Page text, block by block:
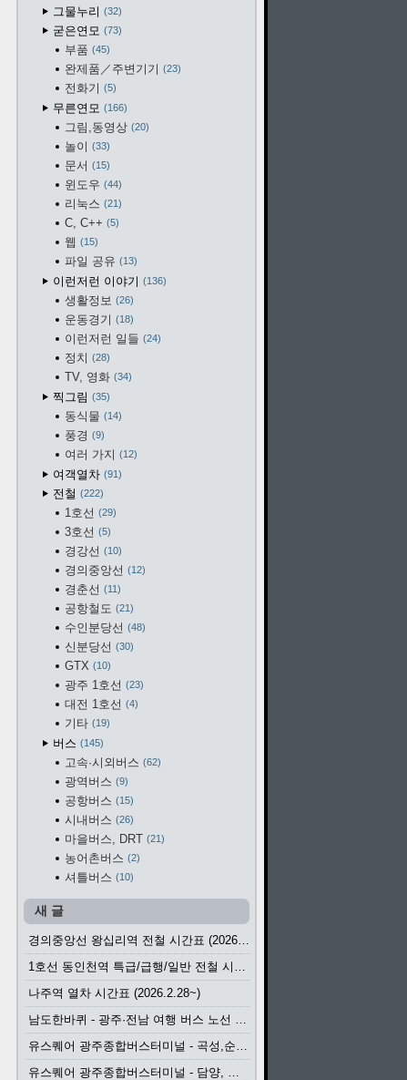
그물누리 32
굳은연모 73
부품 45
완제품／주변기기 23
전화기 5
무른연모 166
그림,동영상 20
놀이 33
문서 15
윈도우 44
리눅스 21
C, C++ 5
웹 15
파일 공유 13
이런저런 이야기 136
생활정보 26
운동경기 18
이런저런 일들 24
정치 28
TV, 영화 34
찍그림 35
동식물 14
풍경 9
여러 가지 12
여객열차 91
전철 222
1호선 29
3호선 5
경강선 10
경의중앙선 12
경춘선 11
공항철도 21
수인분당선 48
신분당선 30
GTX 10
광주 1호선 23
대전 1호선 4
기타 19
버스 145
고속·시외버스 62
광역버스 9
공항버스 15
시내버스 26
마을버스, DRT 21
농어촌버스 2
셔틀버스 10
새 글
경의중앙선 왕십리역 전철 시간표 (2026.4.20~)
1호선 동인천역 특급/급행/일반 전철 시간표 (2026.2.28~)
나주역 열차 시간표 (2026.2.28~)
남도한바퀴 - 광주·전남 여행 버스 노선 (2026.3.1~5.31)
유스퀘어 광주종합버스터미널 - 곡성,순천／화순,보성,율포 방면 시외버스 시간표 (2026.1.31)
유스퀘어 광주종합버스터미널 - 담양, 순창, 남원, 무주, 장수, 거창, 대구 방면 시외버스 시간표 (2026...